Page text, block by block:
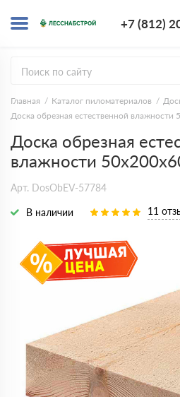
+7 (812)
Главная Каталог пиломатериалов
Доска обрезная естественной влажности
Доска обрезная
влажности
Арт. DosObEV-57784
В наличии 11